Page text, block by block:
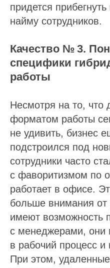
придется
найму сотрудников.
Качество № 3.
специфики
работы
Несмотря на то, что
форматом работы
не удивить, бизнес
подстроился под
сотрудники часто
с фаворитизмом по
работает в офисе.
больше внимания от
имеют возможность
с менеджерами, они
в рабочий процесс и
При этом,